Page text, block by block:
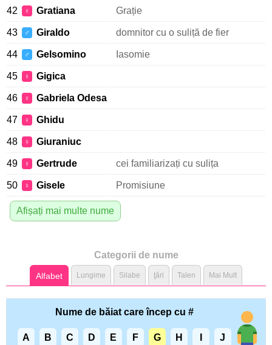
42 ♀ Gratiana Grație
43 ♂ Giraldo domnitor cu o suliță de fier
44 ♂ Gelsomino Iasomie
45 ♀ Gigica
46 ♀ Gabriela Odesa
47 ♀ Ghidu
48 ♀ Giuraniuc
49 ♀ Gertrude cei familiarizați cu sulița
50 ♀ Gisele Promisiune
Afișați mai multe nume
Categorii de nume
Alfabet Lungime Silabe ţări Talen Mai Mult
Nume de băiat care încep cu #
A B C D E F G H J